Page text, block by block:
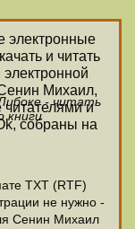
электронные
и читать
Михаил,
и
собраны на
- читать
книги
ТХТ (RTF)
не нужно -
Сенин Михаил